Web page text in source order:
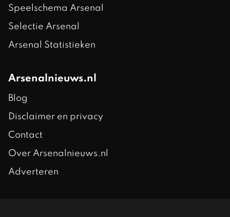
Speelschema Arsenal
Selectie Arsenal
Arsenal Statistieken
Arsenalnieuws.nl
Blog
Disclaimer en privacy
Contact
Over Arsenalnieuws.nl
Adverteren